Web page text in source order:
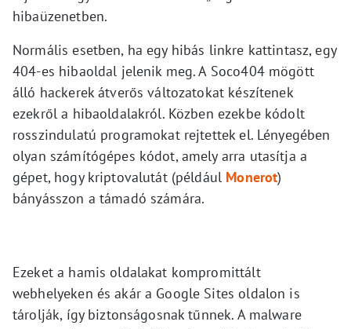
hibaüzenetben.
Normális esetben, ha egy hibás linkre kattintasz, egy
404-es hibaoldal jelenik meg. A Soco404 mögött
álló hackerek átverős változatokat készítenek
ezekről a hibaoldalakról. Közben ezekbe kódolt
rosszindulatú programokat rejtettek el. Lényegében
olyan számítógépes kódot, amely arra utasítja a
gépet, hogy kriptovalutát (például Monerot)
bányásszon a támadó számára.
Ezeket a hamis oldalakat kompromittált
webhelyeken és akár a Google Sites oldalon is
tárolják, így biztonságosnak tűnnek. A malware